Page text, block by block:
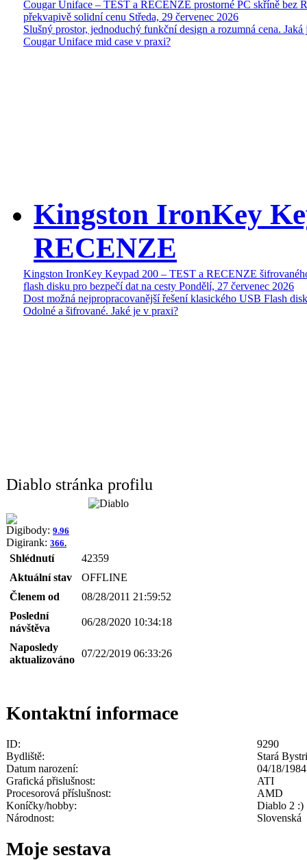
Cougar Uniface – TEST a RECENZE prostorné PC skříně bez
překvapivě solidní cenu Středa, 29 červenec 2026
Slušný prostor, jednoduchý funkční design a rozumná cena. Jaká
Cougar Uniface mid case v praxi?
Kingston IronKey
RECENZE
Kingston IronKey Keypad 200 – TEST a RECENZE
flash disku pro bezpečí dat na cesty Pondělí, 27 červenec 2026
Dost možná nejpropracovanější řešení klasického USB Flash
Odolné a šifrované. Jaké je v praxi?
Diablo stránka profilu
Digibody: 9.96
Digirank: 366.
Shlédnutí
42359
Aktuální stav
OFFLINE
Členem od
08/28/2011 21:59:52
Poslední
návštěva
06/28/2020 10:34:18
Naposledy
aktualizováno
07/22/2019 06:33:26
Kontaktní informace
ID:
9290
Bydliště:
Stará
Datum narození:
04/18/1984
Grafická přislušnost:
ATI
Procesorová příslušnost:
AMD
Koníčky/hobby:
Diablo 2 :)
Národnost:
Slovenská
Moje sestava